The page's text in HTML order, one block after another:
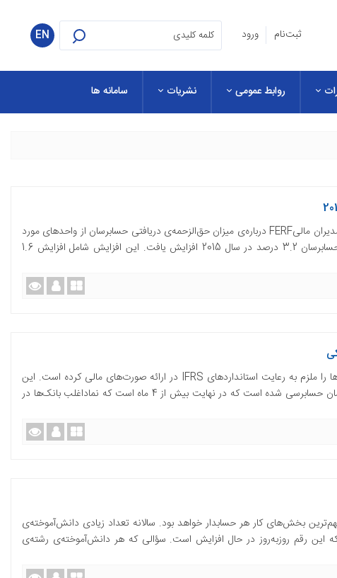
ثبت‌نام ورود EN
روابط عمومی نشریات سامانه ها
بر اساس نظرسنجی که هر ساله بنیاد تحقیقات مدیران مالیFERF درباره‌ی میزان حق‌الزحمه‌ی دریافتی حسابرسان از واحدهای مورد
رسیدگی انجام می‌گیرد، متوسط حق‌الزحمه‌ی حسابرسان 3.2 درصد در سال 2015 افزایش یافت. این افزایش شامل افزایش 1.6
بانک مرکزی از ابتدای تابستان سال جاری بانک‌ها را ملزم به رعایت استانداردهای IFRS در ارائه صورت‌های مالی کرده است. این
موضوع منجر به اختلاف‌نظر بانک مرکزی با سازمان حسابرسی شده است که در نهایت بیش از 4 ماه است که نماداغلب بانک‌ها در
بخش‌های کار هر حسابدار خواهد بود. سالانه تعداد زیادی دانش‌آموخته‌ی
این رقم روزبه‌روز در حال افزایش است. سؤالی که هر دانش‌آموخته‌ی رشته‌ی